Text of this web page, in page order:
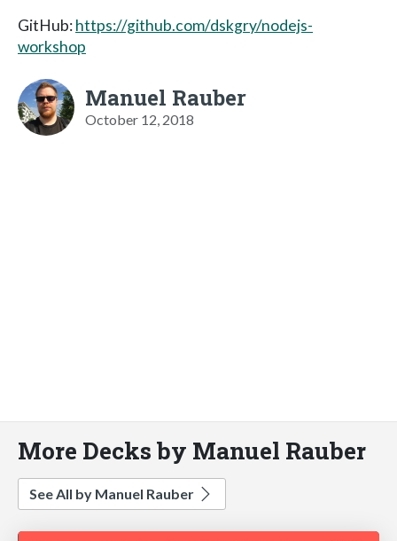
GitHub:https://github.com/dskgry/nodejs-
workshop
Manuel Rauber
October 12, 2018
More Decks by Manuel Rauber
See All by Manuel Rauber